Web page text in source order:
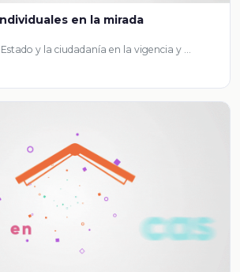
en la mirada
y la ciudadanía en la vigencia y …